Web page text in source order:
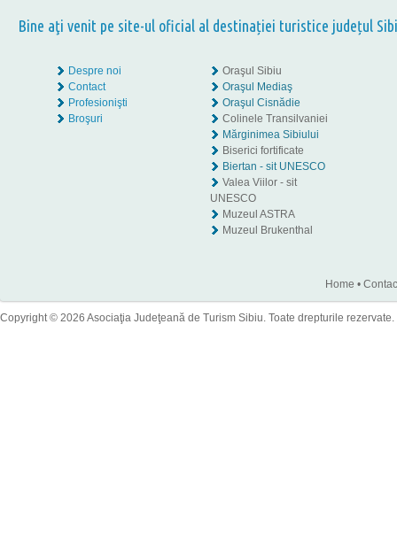
Bine aţi venit pe site-ul oficial al destinației turistice județul
Despre noi
Contact
Profesionişti
Broşuri
Oraşul Sibiu
Oraşul Mediaş
Oraşul Cisnădie
Colinele Transilvaniei
Mărginimea Sibiului
Biserici fortificate
Biertan - sit UNESCO
Valea Viilor - sit
UNESCO
Muzeul ASTRA
Muzeul Brukenthal
Home •
Copyright © 2026 Asociaţia Judeţeană de Turism Sibiu. Toate drepturile rezervate.